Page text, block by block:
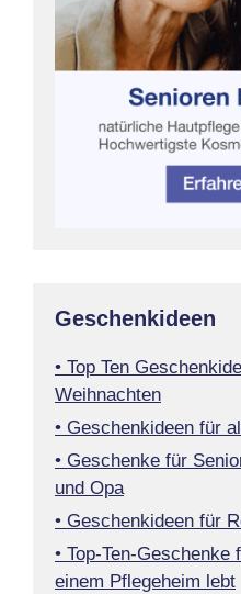
Geschenkideen
• Top Ten
Weihnachten
• Geschenkideen für
• Geschenke für
und Opa
• Geschenkideen für
• Top-Ten-
einem Pflegeheim lebt